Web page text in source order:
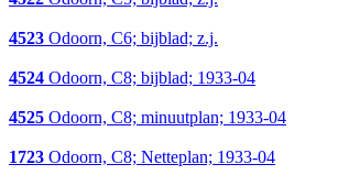
4523 Odoorn, C6; bijblad; z.j.
4524 Odoorn, C8; bijblad; 1933-04
4525 Odoorn, C8; minuutplan; 1933-04
1723 Odoorn, C8; Netteplan; 1933-04